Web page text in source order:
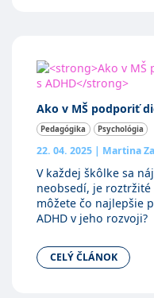
Ako v MŠ podporiť
Pedagógika Psychológia
22. 04. 2025 | Martina
V každej škôlke sa
neobsedí, je roztržité
môžete čo najlepšie
ADHD v jeho rozvoji?
CELÝ ČLÁNOK